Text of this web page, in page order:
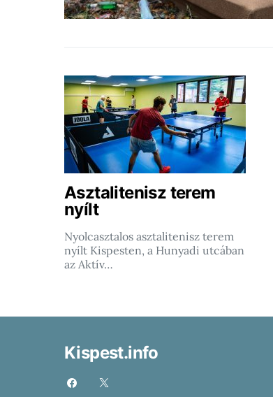
Asztalitenisz terem
nyílt
Nyolcasztalos asztalitenisz terem
nyílt Kispesten, a Hunyadi utcában
az Aktív…
Kispest.info